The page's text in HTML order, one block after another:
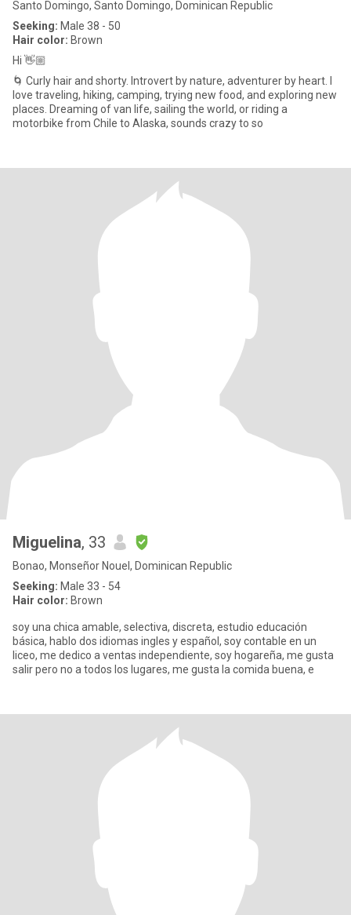
Santo Domingo, Santo Domingo, Dominican Republic
Seeking: Male 38 - 50
Hair color: Brown
Hi 👋🏼
🌀 Curly hair and shorty. Introvert by nature, adventurer by heart. I
love traveling, hiking, camping, trying new food, and exploring new
places. Dreaming of van life, sailing the world, or riding a
motorbike from Chile to Alaska, sounds crazy to so
Miguelina, 33
Bonao, Monseñor Nouel, Dominican Republic
Seeking: Male 33 - 54
Hair color: Brown
soy una chica amable, selectiva, discreta, estudio educación
básica, hablo dos idiomas ingles y español, soy contable en un
liceo, me dedico a ventas independiente, soy hogareña, me gusta
salir pero no a todos los lugares, me gusta la comida buena, e